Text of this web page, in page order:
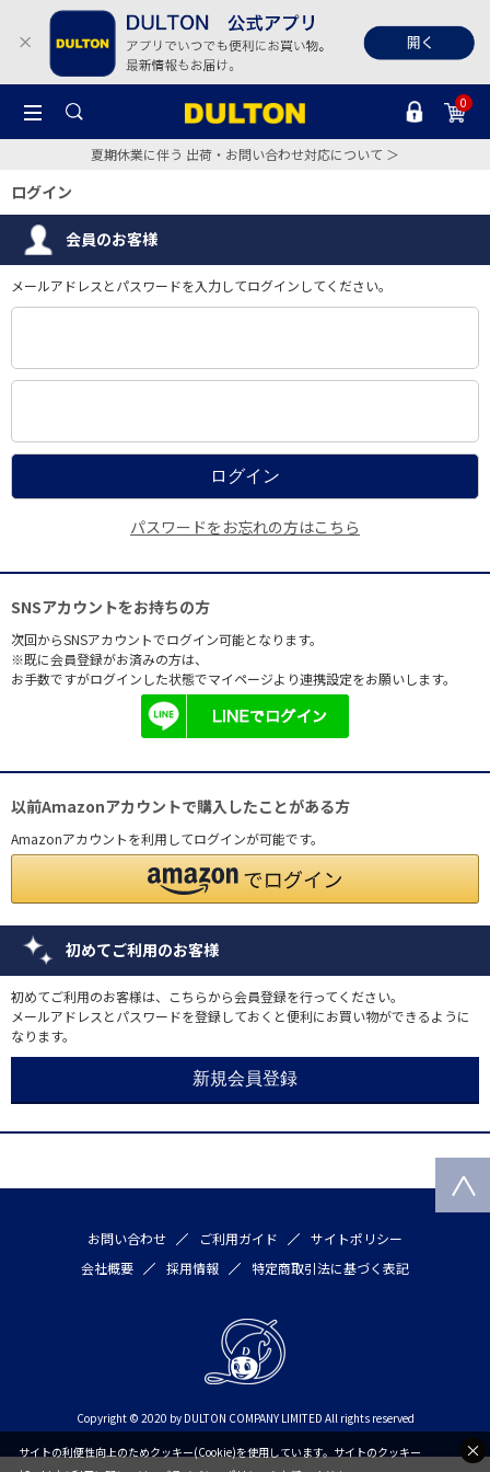
0
夏期休業に伴う 出荷・お問い合わせ対応について ＞
ログイン
会員のお客様
メールアドレスとパスワードを入力してログインしてください。
パスワードをお忘れの方はこちら
SNSアカウントをお持ちの方
次回からSNSアカウントでログイン可能となります。
※既に会員登録がお済みの方は、
お手数ですがログインした状態でマイページより連携設定をお願いします。
以前Amazonアカウントで購入したことがある方
Amazonアカウントを利用してログインが可能です。
初めてご利用のお客様
初めてご利用のお客様は、こちらから会員登録を行ってください。
メールアドレスとパスワードを登録しておくと便利にお買い物ができるように
なります。
お問い合わせ ご利用ガイド
サイトポリシー
会社概要
採用情報 特定商取引法に基づく表記
Copyright © 2020 by DULTON COMPANY LIMITED All rights reserved
サイトの利便性向上のためクッキー(Cookie)を使用しています。サイトのクッキー